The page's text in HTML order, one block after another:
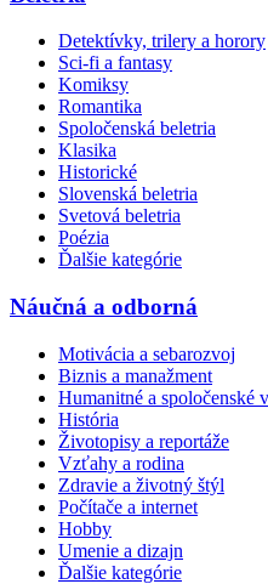
Detektívky, trilery a horory
Sci-fi a fantasy
Komiksy
Romantika
Spoločenská beletria
Klasika
Historické
Slovenská beletria
Svetová beletria
Poézia
Ďalšie kategórie
Náučná a odborná
Motivácia a sebarozvoj
Biznis a manažment
Humanitné a spoločenské
História
Životopisy a reportáže
Vzťahy a rodina
Zdravie a životný štýl
Počítače a internet
Hobby
Umenie a dizajn
Ďalšie kategórie